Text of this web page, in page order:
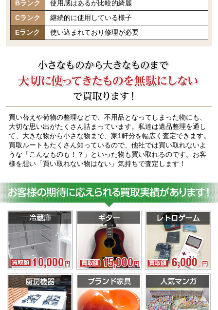
Bランク
使用感はあるが比較的綺麗
Cランク
継続的に使用している様子
Eランク
使い込まれており修理が必要
買い替えや荷物の整理などで、不用品となってしまった物にも、
大切な思い出がたくさん詰まっています。私達は遺品整理を通し
て、大きな物から小さな物まで、家1軒分を幅広く査定できます。
買取ルートもたくさん知っているので、他社では買い取れないよ
うな「こんなものも！？」といった物も買い取れるのです。お客
様を想い「買い取れない物はない」気持ちで査定します！